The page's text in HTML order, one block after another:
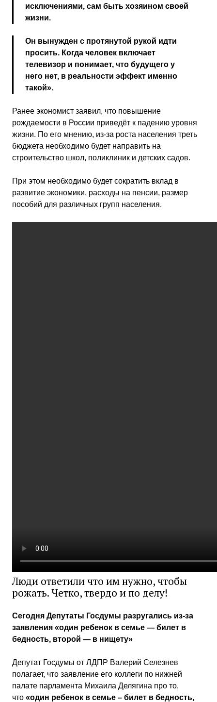
исключениями, сам быть хозяином своей
жизни.
Он вынужден с протянутой рукой идти
просить. Когда человек включает
телевизор и понимает, что будущего у
него нет, в реальности эффект именно
такой».
Ранее экономист заявил, что повышение
рождаемости в России приведёт к падению уровня
жизни. По его мнению, из-за роста населения треть
бюджета необходимо будет направить на
строительство школ, поликлиник и детских садов.
При этом необходимо будет сократить вклад в
развитие экономики, расходы на пенсии, размер
пособий для различных групп населения.
Люди ответили что им нужно, чтобы
рожать. Четко, твердо и по делу!
Сегодня Депутаты Госдумы разругались из-за
заявления «один ребенок в семье — билет в
бедность, второй — в нищету»
Депутат Госдумы от ЛДПР Валерий Селезнев
полагает, что заявление его коллеги по нижней
палате парламента Михаила Делягина про то,
что «один ребенок в семье – билет в бедность,